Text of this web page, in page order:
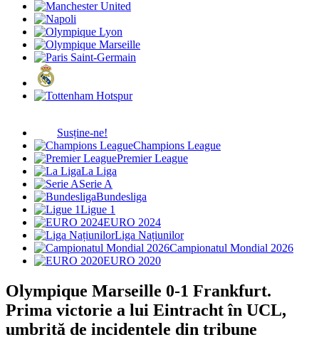
Susține-ne!
Champions League
Premier League
La Liga
Serie A
Bundesliga
Ligue 1
EURO 2024
Liga Națiunilor
Campionatul Mondial 2026
EURO 2020
Olympique Marseille 0-1 Frankfurt.
Prima victorie a lui Eintracht în UCL,
umbrită de incidentele din tribune